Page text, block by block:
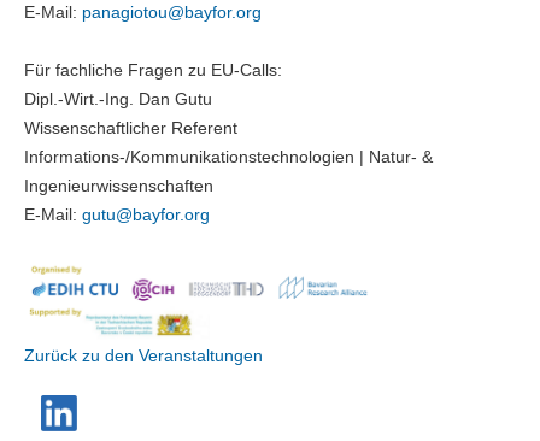
E-Mail: panagiotou@bayfor.org
Für fachliche Fragen zu EU-Calls:
Dipl.-Wirt.-Ing. Dan Gutu
Wissenschaftlicher Referent
Informations-/Kommunikationstechnologien | Natur- &
Ingenieurwissenschaften
E-Mail: gutu@bayfor.org
Zurück zu den Veranstaltungen